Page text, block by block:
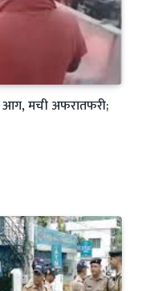
आग, मची अफरातफरी;